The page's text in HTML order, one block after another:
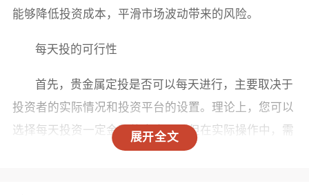
展开全文
能够降低投资成本，平滑市场波动带来的风险。
每天投的可行性
首先，贵金属定投是否可以每天进行，主要取决于
投资者的实际情况和投资平台的设置。理论上，您可以
选择每天投资一定金额的贵金属，但在实际操作中，需